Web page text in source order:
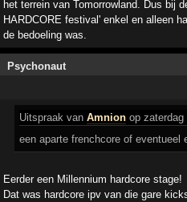
het terrein van Tomorrowland. Dus bij
HARDCORE festival' enkel en alleen
de bedoeling was.
Psychonaut
Uitspraak vanAmnion op zaterdag
een aparte frenchcore of eventueel
Eerder een Millennium hardcore stage!
Dat was hardcore ipv van die gare